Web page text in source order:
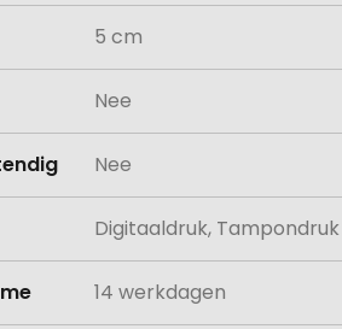
5 cm
Nee
Nee
Digitaaldruk, Tampondruk
14 werkdagen